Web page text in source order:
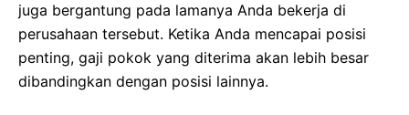
juga bergantung pada lamanya Anda bekerja di
perusahaan tersebut. Ketika Anda mencapai posisi
penting, gaji pokok yang diterima akan lebih besar
dibandingkan dengan posisi lainnya.